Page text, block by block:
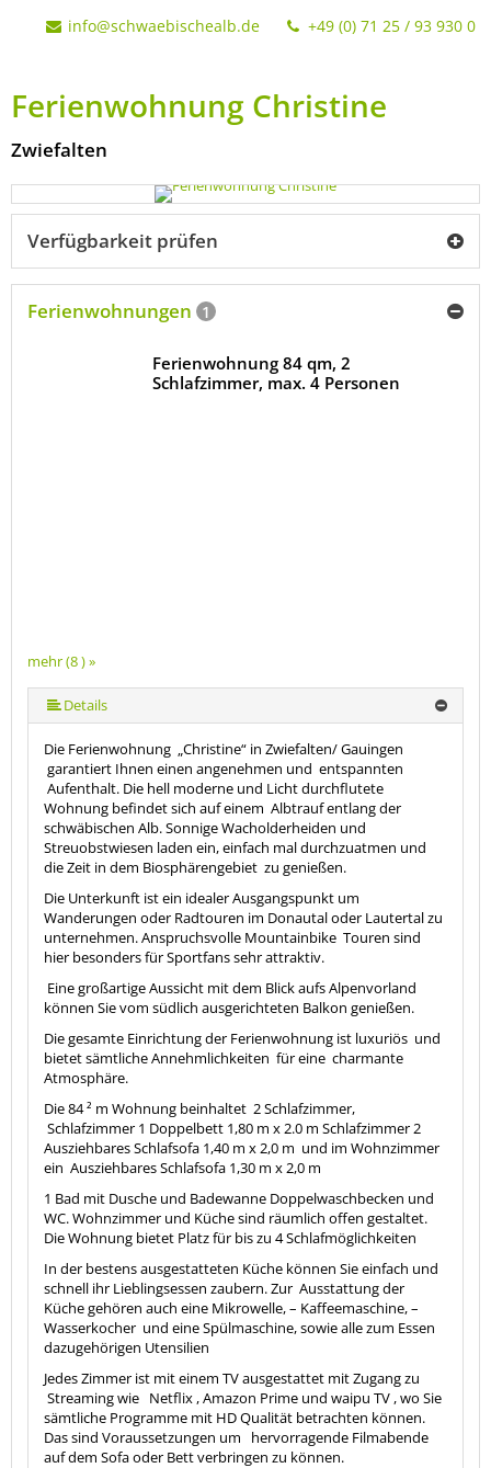
info@schwaebischealb.de +49 (0) 71 25 / 93 930 0
Ferienwohnung Christine
Zwiefalten
Verfügbarkeit prüfen
Ferienwohnungen 1
mehr (8 ) »
mehr (8 ) »
mehr (8 ) »
mehr (8 ) »
mehr (8 ) »
Ferienwohnung 84 qm, 2
Schlafzimmer, max. 4 Personen
Details
Die Ferienwohnung „Christine“ in Zwiefalten/ Gauingen
garantiert Ihnen einen angenehmen und entspannten
Aufenthalt. Die hell moderne und Licht durchflutete
Wohnung befindet sich auf einem Albtrauf entlang der
schwäbischen Alb. Sonnige Wacholderheiden und
Streuobstwiesen laden ein, einfach mal durchzuatmen und
die Zeit in dem Biosphärengebiet zu genießen.
Die Unterkunft ist ein idealer Ausgangspunkt um
Wanderungen oder Radtouren im Donautal oder Lautertal zu
unternehmen. Anspruchsvolle Mountainbike Touren sind
hier besonders für Sportfans sehr attraktiv.
Eine großartige Aussicht mit dem Blick aufs Alpenvorland
können Sie vom südlich ausgerichteten Balkon genießen.
Die gesamte Einrichtung der Ferienwohnung ist luxuriös und
bietet sämtliche Annehmlichkeiten für eine charmante
Atmosphäre.
Die 84 ² m Wohnung beinhaltet 2 Schlafzimmer,
Schlafzimmer 1 Doppelbett 1,80 m x 2.0 m Schlafzimmer 2
Ausziehbares Schlafsofa 1,40 m x 2,0 m und im Wohnzimmer
ein Ausziehbares Schlafsofa 1,30 m x 2,0 m
1 Bad mit Dusche und Badewanne Doppelwaschbecken und
WC. Wohnzimmer und Küche sind räumlich offen gestaltet.
Die Wohnung bietet Platz für bis zu 4 Schlafmöglichkeiten
In der bestens ausgestatteten Küche können Sie einfach und
schnell ihr Lieblingsessen zaubern. Zur Ausstattung der
Küche gehören auch eine Mikrowelle, – Kaffeemaschine, –
Wasserkocher und eine Spülmaschine, sowie alle zum Essen
dazugehörigen Utensilien
Jedes Zimmer ist mit einem TV ausgestattet mit Zugang zu
Streaming wie Netflix , Amazon Prime und waipu TV , wo Sie
sämtliche Programme mit HD Qualität betrachten können.
Das sind Voraussetzungen um
hervorragende Filmabende
auf dem Sofa oder Bett verbringen zu können.